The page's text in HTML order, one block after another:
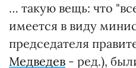
… такую вещь: что
имеется в виду
председателя
Медведев - ред.),